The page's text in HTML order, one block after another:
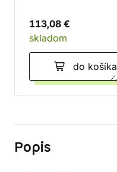
113,08 €
skladom
do košíka
Popis